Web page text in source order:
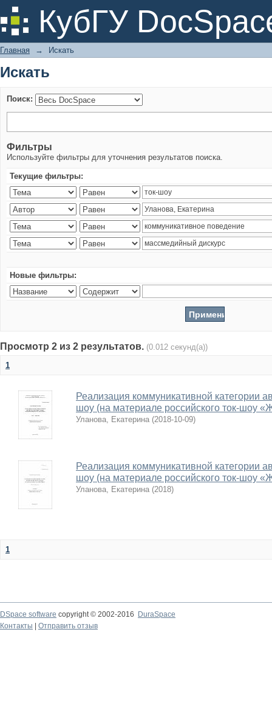
КубГУ
Искать
Главная → Искать
Искать
Поиск:
Фильтры
Используйте фильтры для уточнения результатов поиска.
Текущие фильтры:
Новые фильтры:
Просмотр 2 из 2 результатов. (0.012 секунд(а))
1
Реализация коммуникативной категории
шоу (на материале российского ток-шоу
Уланова, Екатерина (2018-10-09)
Реализация коммуникативной категории
шоу (на материале российского ток-шоу
Уланова, Екатерина (2018)
1
DSpace software copyright © 2002-2016
DuraSpace
Контакты
Отправить отзыв